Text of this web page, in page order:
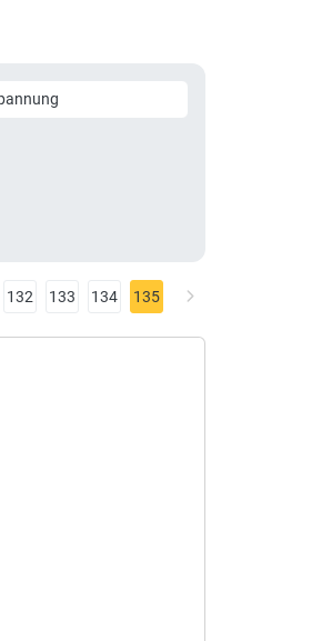
132 133 134 135